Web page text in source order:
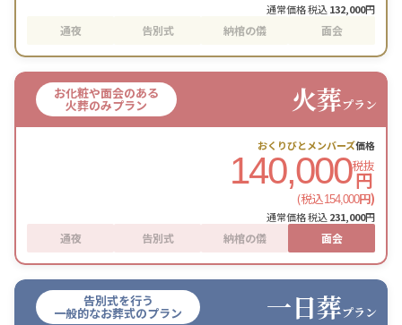
通常価格 税込132,000円
通夜 告別式 納棺の儀 面会
お化粧や面会のある
火葬のみプラン 火葬プラン
おくりびとメンバーズ価格
140,000税抜
円
(税込154,000円)
通常価格 税込231,000円
通夜 告別式 納棺の儀 面会
告別式を行う
一般的なお葬式のプラン 一日葬プラン